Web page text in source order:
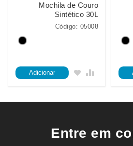
Mochila de Couro
Sintético 30L
Código: 05008
Adicionar
Entre em